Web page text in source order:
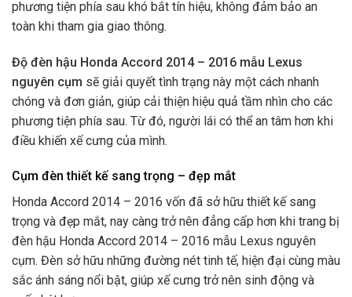
phương tiện phía sau khó bắt tín hiệu, không đảm bảo an
toàn khi tham gia giao thông.
Độ đèn hậu Honda Accord 2014 – 2016 mẫu Lexus
nguyên cụm sẽ giải quyết tình trạng này một cách nhanh
chóng và đơn giản, giúp cải thiện hiệu quả tầm nhìn cho các
phương tiện phía sau. Từ đó, người lái có thể an tâm hơn khi
điều khiến xế cưng của mình.
Cụm đèn thiết kế sang trọng – đẹp mắt
Honda Accord 2014 – 2016 vốn đã sở hữu thiết kế sang
trọng và đẹp mắt, nay càng trở nên đẳng cấp hơn khi trang bị
đèn hậu Honda Accord 2014 – 2016 mẫu Lexus nguyên
cụm. Đèn sở hữu những đường nét tinh tế, hiện đại cùng màu
sắc ánh sáng nổi bật, giúp xế cưng trở nên sinh động và